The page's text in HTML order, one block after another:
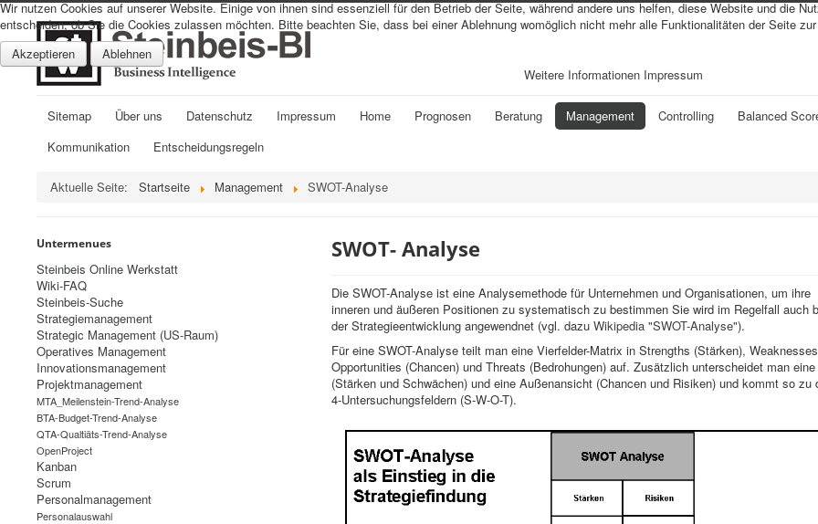
Sitemap Über uns Datenschutz Impressum Home Prognosen Beratung Management Controlling Balanced
Kommunikation
Entscheidungsregeln
Aktuelle Seite: Startseite Management SWOT-Analyse
Untermenues
Steinbeis Online Werkstatt
Wiki-FAQ
Steinbeis-Suche
Strategiemanagement
Strategic Management (US-Raum)
Operatives Management
Innovationsmanagement
Projektmanagement
MTA_Meilenstein-Trend-Analyse
BTA-Budget-Trend-Analyse
QTA-Qualtiäts-Trend-Analyse
OpenProject
Kanban
Scrum
Personalmanagement
Personalauswahl
SWOT- Analyse
Die SWOT-Analyse ist eine Analysemethode für Unternehmen und Organisationen, um ihre
inneren und äußeren Positionen zu systematisch zu bestimmen Sie wird im Regelfall auch
der Strategieentwicklung angewendnet (vgl. dazu Wikipedia "SWOT-Analyse").
Für eine SWOT-Analyse teilt man eine Vierfelder-Matrix in Strengths (Stärken),
Opportunities (Chancen) und Threats (Bedrohungen) auf. Zusätzlich unterscheidet man
(Stärken und Schwächen) und eine Außenansicht (Chancen und Risiken) und kommt so zu
4-Untersuchungsfeldern (S-W-O-T).
Wir nutzen Cookies auf unserer Website. Einige von ihnen sind essenziell für den Betrieb der Seite, während andere uns helfen, diese Website und die
entscheiden, ob Sie die Cookies zulassen möchten. Bitte beachten Sie, dass bei einer Ablehnung womöglich nicht mehr alle Funktionalitäten der Seite
Akzeptieren
Ablehnen
Weitere Informationen Impressum